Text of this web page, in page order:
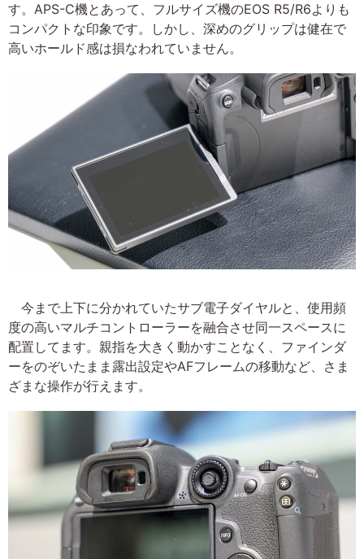
す。APS-C機とあって、フルサイズ機のEOS R5/R6よりも
コンパクトな印象です。しかし、深めのグリップは健在で
高いホールド感は損なわれていません。
今まで上下に分かれていたサブ電子ダイヤルと、使用頻
度の高いマルチコントローラーを融合させ同一スペースに
配置してます。親指を大きく動かすことなく、ファインダ
ーをのぞいたまま露出設定やAFフレームの移動など、さま
ざまな操作が行えます。